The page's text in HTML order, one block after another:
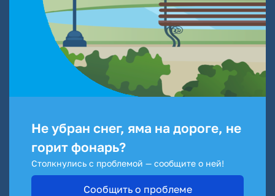
Не убран снег, яма на дороге, не
горит фонарь?
Столкнулись с проблемой — сообщите о ней!
Сообщить о проблеме